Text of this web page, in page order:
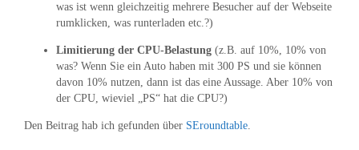
was ist wenn gleichzeitig mehrere Besucher auf der Webseite
rumklicken, was runterladen etc.?)
Limitierung der CPU-Belastung (z.B. auf 10%, 10% von
was? Wenn Sie ein Auto haben mit 300 PS und sie können
davon 10% nutzen, dann ist das eine Aussage. Aber 10% von
der CPU, wieviel „PS“ hat die CPU?)
Den Beitrag hab ich gefunden über SEroundtable